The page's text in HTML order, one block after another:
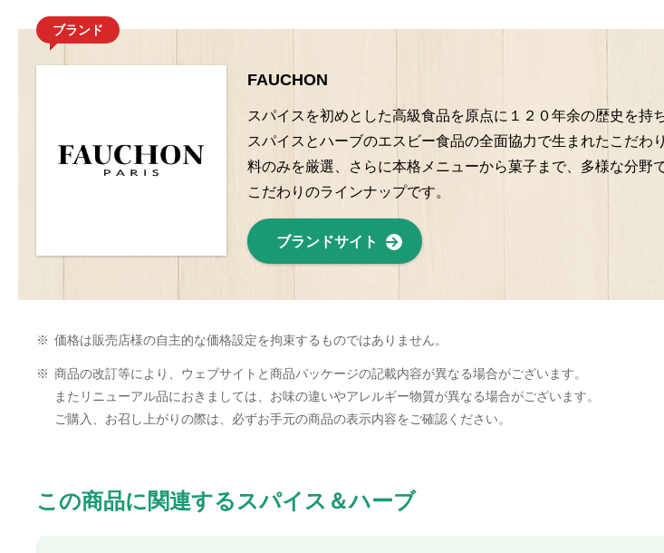
ブランド
FAUCHON
スパイスを初めとした高級食品を原点に１２０年余の歴史を持
スパイスとハーブのエスビー食品の全面協力で生まれたこだ
料のみを厳選、さらに本格メニューから菓子まで、多様な分
こだわりのラインナップです。
ブランドサイト
※ 価格は販売店様の自主的な価格設定を拘束するものではありません。
※ 商品の改訂等により、ウェブサイトと商品パッケージの記載内容が異なる場合がございます。
またリニューアル品におきましては、お味の違いやアレルギー物質が異なる場合がございます。
ご購入、お召し上がりの際は、必ずお手元の商品の表示内容をご確認ください。
この商品に関連するスパイス＆ハーブ